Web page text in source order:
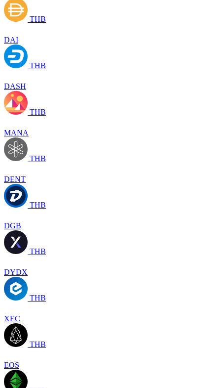
THB
DAI
THB
DASH
THB
MANA
THB
DENT
THB
DGB
THB
DYDX
THB
XEC
THB
EOS